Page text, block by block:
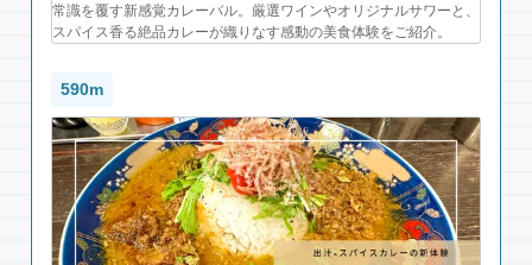
常識を覆す新感覚カレーバル。厳選ワインやオリジナルサワーと、
スパイス香る絶品カレーが織りなす感動の美食体験をご紹介。
590m